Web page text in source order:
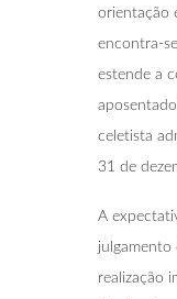
orientação
encontra-
estende a
celetista
31 de
A
julgamento
realização